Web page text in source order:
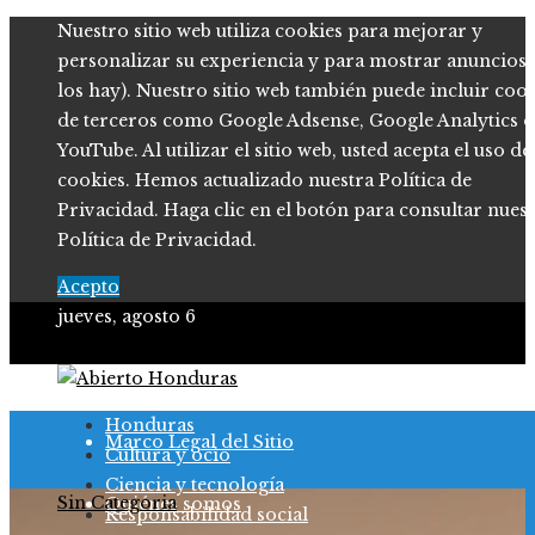
Nuestro sitio web utiliza cookies para mejorar y
personalizar su experiencia y para mostrar anuncios
los hay). Nuestro sitio web también puede incluir
de terceros como Google Adsense, Google Analytics o
YouTube. Al utilizar el sitio web, usted acepta el uso de
cookies. Hemos actualizado nuestra Política de
Privacidad. Haga clic en el botón para consultar
Política de Privacidad.
Acepto
jueves, agosto 6
Política de Privacidad
Marco Legal del Sitio
Quiénes somos
Honduras
Cultura y ocio
Ciencia y tecnología
Responsabilidad social
Sin Categoria